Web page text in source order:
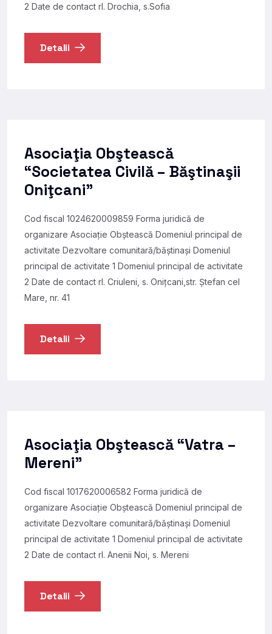
2 Date de contact rl. Drochia, s.Sofia
Detalii
Asociaţia Obştească
“Societatea Civilă – Băştinaşii
Oniţcani”
Cod fiscal 1024620009859 Forma juridică de
organizare Asociație Obștească Domeniul principal de
activitate Dezvoltare comunitară/băștinași Domeniul
principal de activitate 1 Domeniul principal de activitate
2 Date de contact rl. Criuleni, s. Oniţcani,str. Ştefan cel
Mare, nr. 41
Detalii
Asociaţia Obştească “Vatra –
Mereni”
Cod fiscal 1017620006582 Forma juridică de
organizare Asociație Obștească Domeniul principal de
activitate Dezvoltare comunitară/băștinași Domeniul
principal de activitate 1 Domeniul principal de activitate
2 Date de contact rl. Anenii Noi, s. Mereni
Detalii